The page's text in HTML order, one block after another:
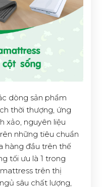
dòng sản phẩm
thời thượng, ứng
xảo, nguyên liệu
những tiêu chuẩn
hàng đầu trên thế
tối ưu là 1 trong
trên thị
sâu chất lượng,